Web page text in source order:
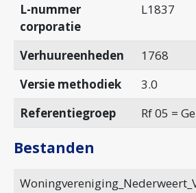
L-nummer
corporatie
L1837
Verhuureenheden
1768
Versie methodiek
3.0
Referentiegroep
Rf 05 =
Bestanden